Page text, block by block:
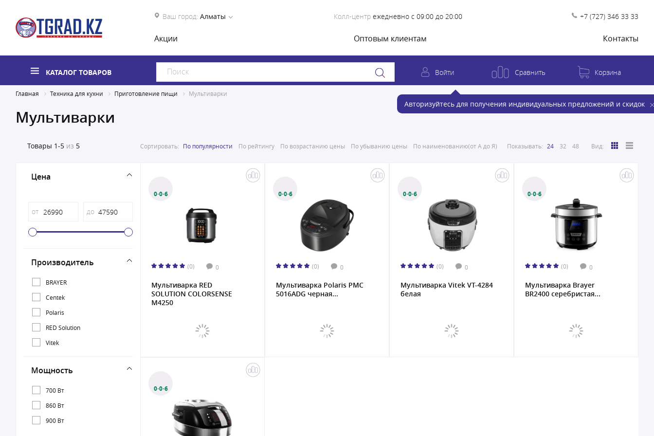
Ваш город: Алматы Колл-центр ежедневно с 09:00 до 20:00 +7 (727) 346 33 33
Акции Оптовым клиентам Контакты
КАТАЛОГ ТОВАРОВ Войти
Авторизуйтесь для получения индивидуальных предложений и скидок
Сравнить Корзина
Главная Техника для кухни Приготовление пищи Мультиварки
Мультиварки
Товары 1-5 из 5 Сортировать: По популярности По рейтингу По возрастанию цены По убыванию цены По наименованию(от А до Я) Показывать: 24 32 48 Вид:
Цена
от до
Производитель
BRAYER
Centek
Polaris
RED Solution
Vitek
Мощность
700 Вт
860 Вт
900 Вт
0·0·6
(0) 0
Мультиварка RED
SOLUTION COLORSENSE
M4250
0·0·6
(0) 0
Мультиварка Polaris PMC
5016ADG черная...
0·0·6
(0) 0
Мультиварка Vitek VT-4284
белая
0·0·6
(0) 0
Мультиваркa Brayer
BR2400 серебристая...
0·0·6